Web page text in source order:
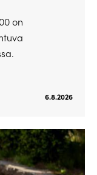
on
6.8.2026